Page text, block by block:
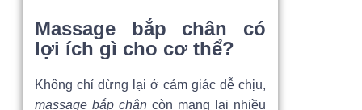
Massage bắp chân có
lợi ích gì cho cơ thể?
Không chỉ dừng lại ở cảm giác dễ chịu,
massage bắp châncòn mang lại nhiều